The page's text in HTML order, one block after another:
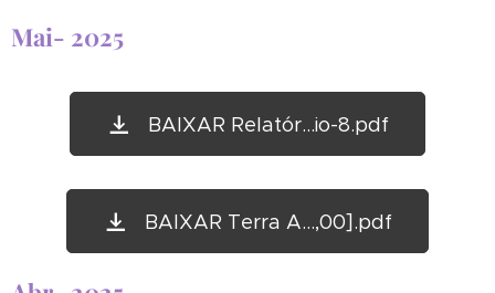
Mai- 2025
BAIXAR Relatór...io-8.pdf
BAIXAR Terra A...,00].pdf